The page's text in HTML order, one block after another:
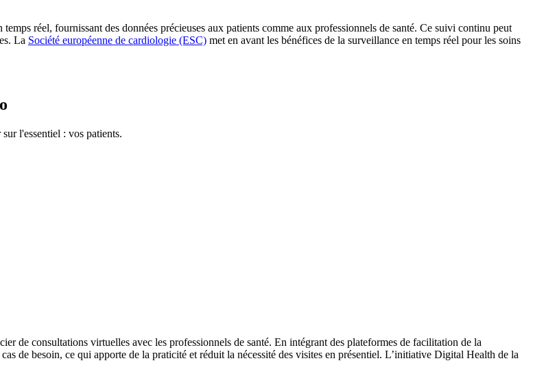
réel, fournissant des données précieuses aux patients comme aux professionnels de santé. Ce suivi continu peut
La Société européenne de cardiologie (ESC) met en avant les bénéfices de la surveillance en temps réel pour les soins
l'essentiel : vos patients.
de consultations virtuelles avec les professionnels de santé. En intégrant des plateformes de facilitation de la
de besoin, ce qui apporte de la praticité et réduit la nécessité des visites en présentiel. L’initiative Digital Health de la